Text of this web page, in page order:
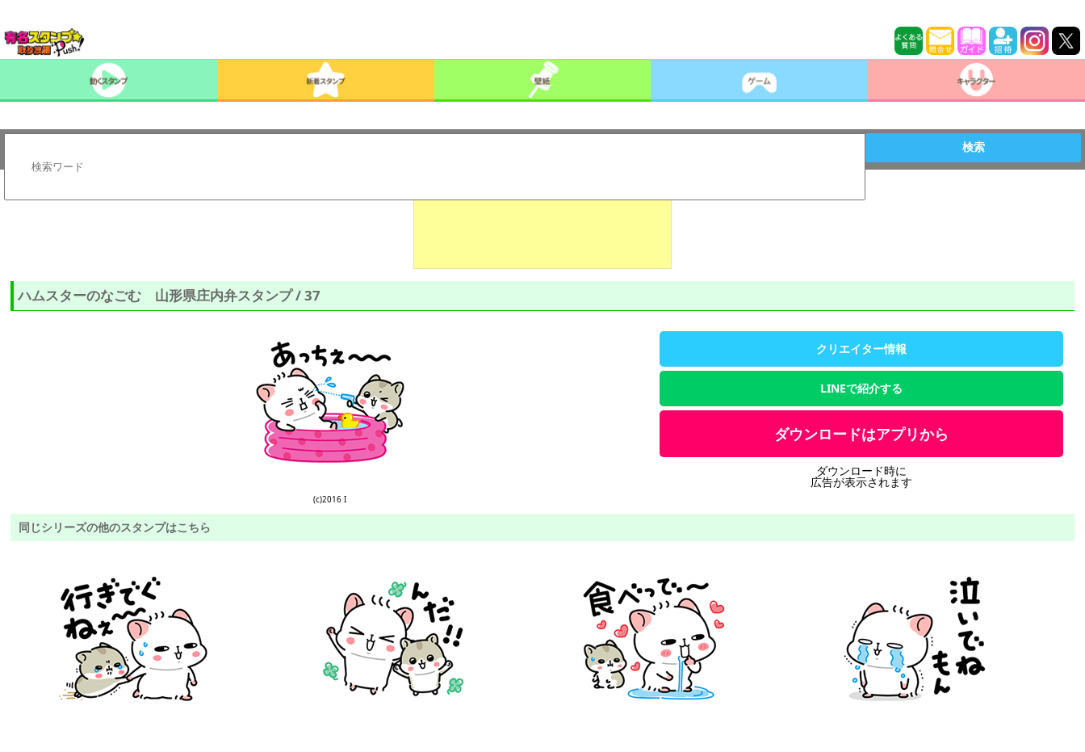
検索
ハムスターのなごむ 山形県庄内弁スタンプ / 37
(c)2016 I
クリエイター情報
LINEで紹介する
ダウンロードはアプリから
ダウンロード時に
広告が表示されます
同じシリーズの他のスタンプはこちら